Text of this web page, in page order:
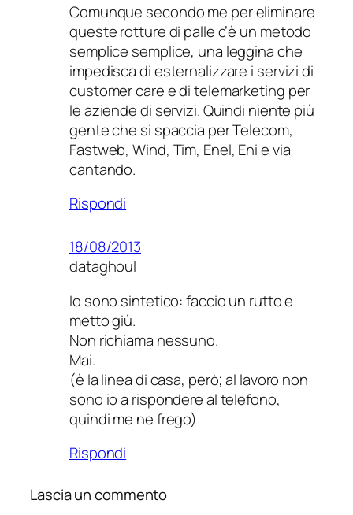
Comunque secondo me per eliminare
queste rotture di palle c’è un metodo
semplice semplice, una leggina che
impedisca di esternalizzare i servizi di
customer care e di telemarketing per
le aziende di servizi. Quindi niente più
gente che si spaccia per Telecom,
Fastweb, Wind, Tim, Enel, Eni e via
cantando.
Rispondi
18/08/2013
dataghoul
Io sono sintetico: faccio un rutto e
metto giù.
Non richiama nessuno.
Mai.
(è la linea di casa, però; al lavoro non
sono io a rispondere al telefono,
quindi me ne frego)
Rispondi
Lascia un commento